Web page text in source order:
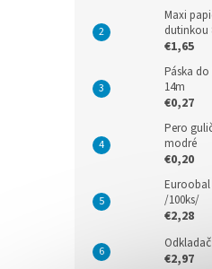
Maxi
dutinkou
€1,65
Páska
14m
€0,27
Pero
modré
€0,20
Euroobal
/100ks/
€2,28
€2,97